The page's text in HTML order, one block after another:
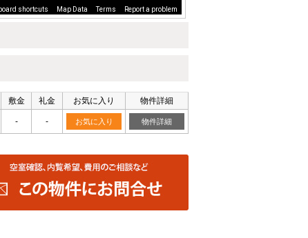
shortcuts Map Data Terms Report a problem
敷金 礼金 お気に入り 物件詳細
- - お気に入り 物件詳細